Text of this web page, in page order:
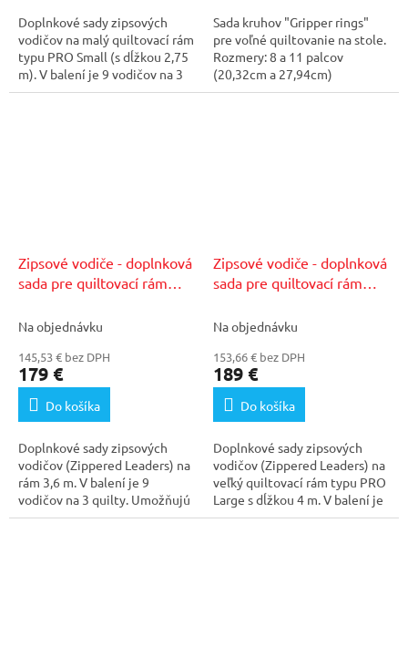
Doplnkové sady zipsových
vodičov na malý quiltovací rám
typu PRO Small (s dĺžkou 2,75
m). V balení je 9 vodičov na 3
quilty-...
Sada kruhov "Gripper rings"
pre voľné quiltovanie na stole.
Rozmery: 8 a 11 palcov
(20,32cm a 27,94cm)
Zipsové vodiče - doplnková
sada pre quiltovací rám
Na objednávku
145,53 € bez DPH
179 €
Do košíka
Doplnkové sady zipsových
vodičov (Zippered Leaders) na
rám 3,6 m. V balení je 9
vodičov na 3 quilty. Umožňujú
prácu na...
Zipsové vodiče - doplnková
sada pre quiltovací rám
Na objednávku
153,66 € bez DPH
189 €
Do košíka
Doplnkové sady zipsových
vodičov (Zippered Leaders) na
veľký quiltovací rám typu PRO
Large s dĺžkou 4 m. V balení je
9 vodičov...